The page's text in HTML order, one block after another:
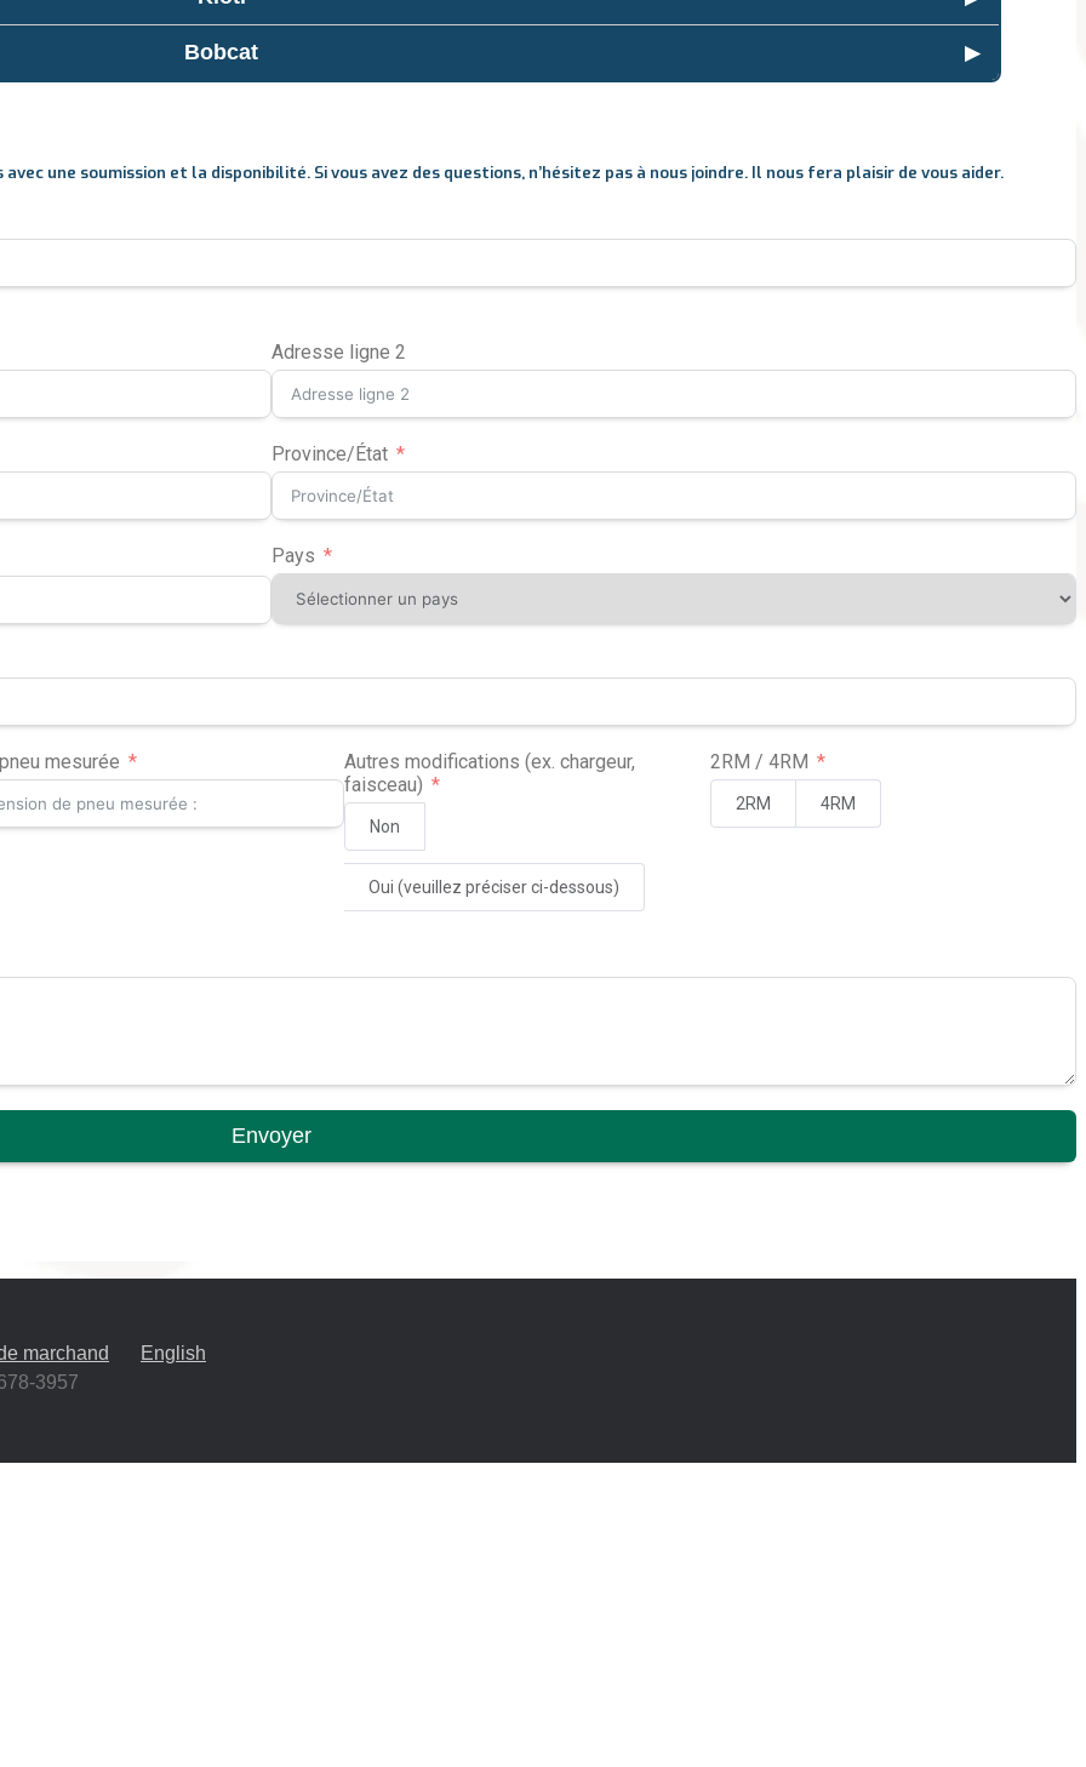
▶▶
▶
Bobcat ▶
une soumission et la disponibilité. Si vous avez des questions, n’hésitez pas à nous joindre. Il nous fera plaisir de vous aider.
Adresse ligne 2
Province/État
Pays
mesurée
Autres modifications (ex. chargeur,
faisceau)
Non
Oui (veuillez préciser ci-dessous)
2RM / 4RM
2RM 4RM
Envoyer
marchand
English
3957